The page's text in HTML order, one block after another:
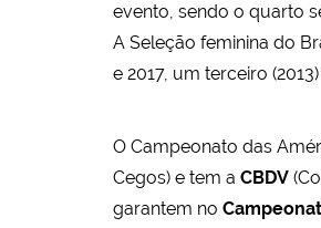
evento, sendo o quarto
A Seleção feminina do
e 2017, um terceiro
O Campeonato das
Cegos) e tem a CBDV
garantem no